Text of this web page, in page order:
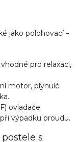
jako polohovací –
pro relaxaci,
motor, plynulé
ovladače.
výpadku proudu.
s